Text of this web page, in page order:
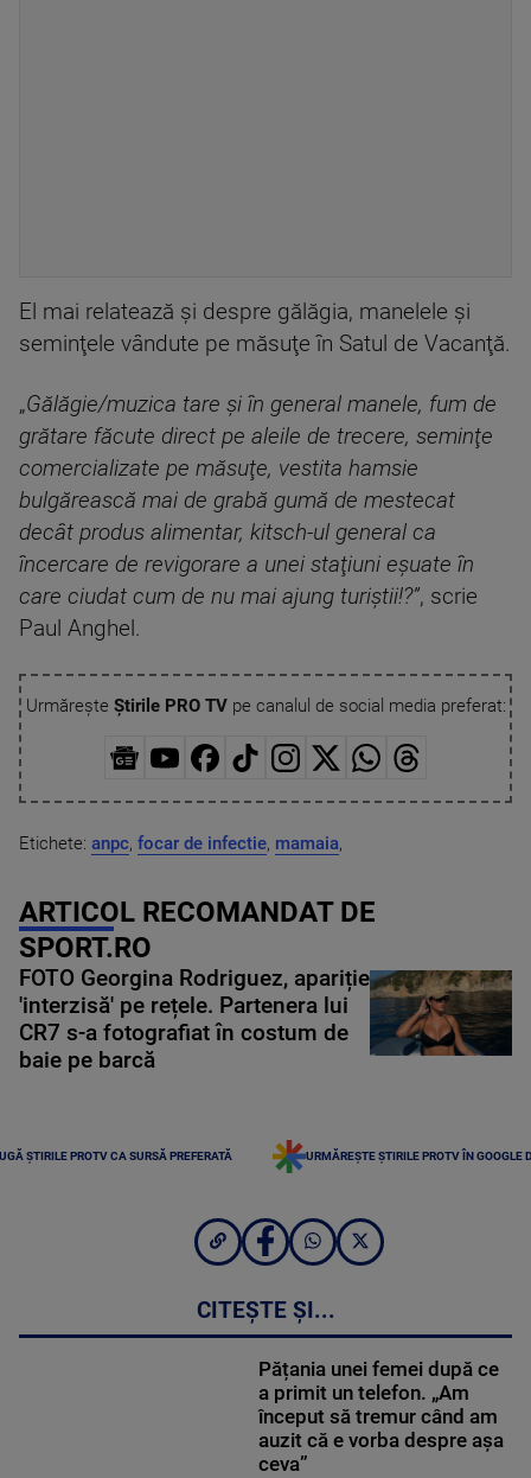
El mai relatează şi despre gălăgia, manelele şi
seminţele vândute pe măsuţe în Satul de Vacanţă.
„Gălăgie/muzica tare şi în general manele, fum de
grătare făcute direct pe aleile de trecere, seminţe
comercializate pe măsuţe, vestita hamsie
bulgărească mai de grabă gumă de mestecat
decât produs alimentar, kitsch-ul general ca
încercare de revigorare a unei staţiuni eşuate în
care ciudat cum de nu mai ajung turiştii!?”, scrie
Paul Anghel.
Urmărește Știrile PRO TVpe canalul de social media preferat:
Etichete: anpc, focar de infectie, mamaia,
ARTICOL RECOMANDAT DE
SPORT.RO
FOTO Georgina Rodriguez, apariție
'interzisă' pe rețele. Partenera lui
CR7 s-a fotografiat în costum de
baie pe barcă
ȘTIRILE PROTV CA SURSĂ PREFERATĂ URMĂREȘTE ȘTIRILE PROTV ÎN GOOGLE
CITEȘTE ȘI...
Pățania unei femei după ce
a primit un telefon. „Am
început să tremur când am
auzit că e vorba despre așa
ceva”